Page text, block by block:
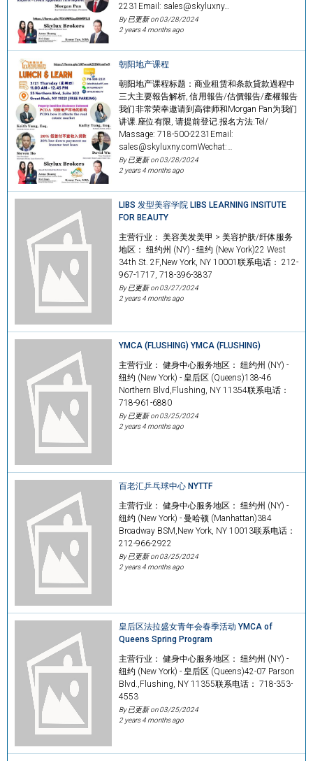
2231Email: sales@skyluxny…
By 已更新 on03/28/2024
2 years 4 months ago
朝阳地产课程
朝阳地产课程标题：商业租赁和条款貸款過程中
三大主要報告解析, 信用報告/估價報告/產權報告
我们非常荣幸邀请到高律师和Morgan Pan为我们
讲课.座位有限, 请提前登记.报名方法:Tel/
Massage: 718-500-2231Email:
sales@skyluxny.comWechat:…
By 已更新 on03/28/2024
2 years 4 months ago
LIBS 发型美容学院 LIBS LEARNING INSITUTE
FOR BEAUTY
主营行业： 美容美发美甲 > 美容护肤/纤体服务
地区： 纽约州 (NY) - 纽约 (New York)22 West
34th St. 2F,New York, NY 10001联系电话： 212-
967-1717, 718-396-3837
By 已更新 on03/27/2024
2 years 4 months ago
YMCA (FLUSHING) YMCA (FLUSHING)
主营行业： 健身中心服务地区： 纽约州 (NY) -
纽约 (New York) - 皇后区 (Queens)138-46
Northern Blvd,Flushing, NY 11354联系电话：
718-961-6880
By 已更新 on03/25/2024
2 years 4 months ago
百老汇乒乓球中心 NYTTF
主营行业： 健身中心服务地区： 纽约州 (NY) -
纽约 (New York) - 曼哈顿 (Manhattan)384
Broadway BSM,New York, NY 10013联系电话：
212-966-2922
By 已更新 on03/25/2024
2 years 4 months ago
皇后区法拉盛女青年会春季活动 YMCA of
Queens Spring Program
主营行业： 健身中心服务地区： 纽约州 (NY) -
纽约 (New York) - 皇后区 (Queens)42-07 Parson
Blvd.,Flushing, NY 11355联系电话： 718-353-
4553
By 已更新 on03/25/2024
2 years 4 months ago